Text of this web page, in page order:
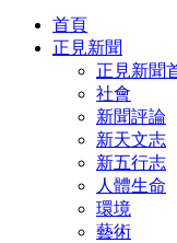
首頁
正見新聞
正見新聞
社會
新聞評論
新天文志
新五行志
人體生命
環境
藝術